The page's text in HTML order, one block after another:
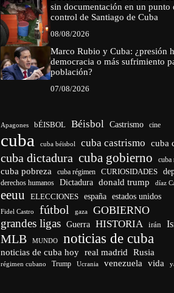
sin documentación en un punto
control de Santiago de Cuba
08/08/2026
Marco Rubio y Cuba: ¿presión
democracia o más sufrimiento
población?
07/08/2026
Apagones bÉISBOL Béisbol Castrismo cine
cuba cuba béisbol cuba castrismo cuba
cuba dictadura cuba gobierno cuba
cuba pobreza cuba régimen CURIOSIDADES
derechos humanos Dictadura donald trump díaz
eeuu ELECCIONES españa estados unidos
Fidel Castro fútbol gaza GOBIERNO
grandes ligas Guerra HISTORIA irán
MLB MUNDO noticias de cuba
noticias de cuba hoy real madrid Rusia
régimen cubano Trump Ucrania venezuela vida